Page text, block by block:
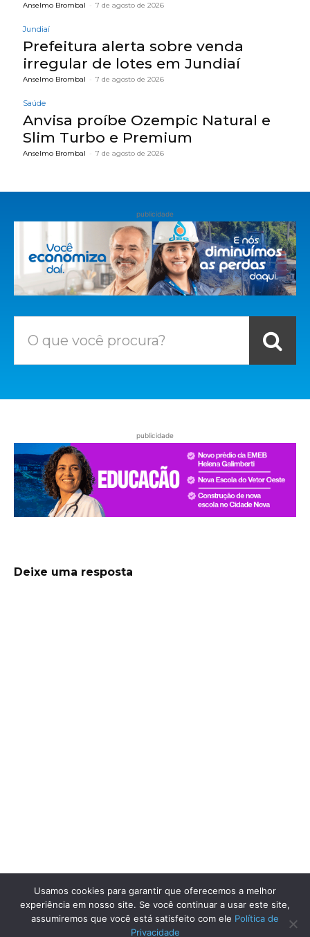
Anselmo Brombal - 7 de agosto de 2026
Jundiaí
Prefeitura alerta sobre venda
irregular de lotes em Jundiaí
Anselmo Brombal - 7 de agosto de 2026
Saúde
Anvisa proíbe Ozempic Natural e
Slim Turbo e Premium
Anselmo Brombal - 7 de agosto de 2026
publicidade
O que você procura?
publicidade
Deixe uma resposta
Usamos cookies para garantir que oferecemos a melhor
experiência em nosso site. Se você continuar a usar este site,
assumiremos que você está satisfeito com ele Política de
Privacidade